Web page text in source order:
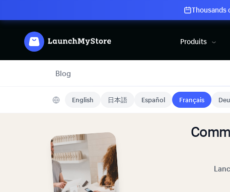
Thousands
Produits
Blog
English 日本語 Español Français